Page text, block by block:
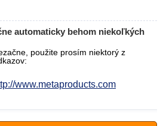
automaticky behom niekoľkých
použite prosím niektorý z
www.metaproducts.com